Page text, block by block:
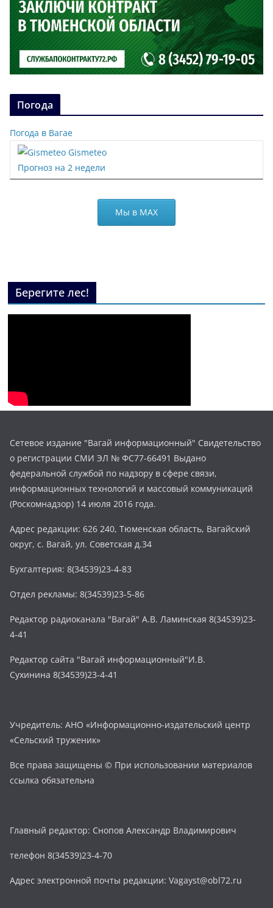
Погода
Погода в Вагае
Gismeteo
Прогноз на 2 недели
Мы в МАХ
Берегите лес!
Сетевое издание "Вагай информационный" Свидетельство
о регистрации СМИ ЭЛ № ФС77-66491 Выдано
федеральной службой по надзору в сфере связи,
информационных технологий и массовый коммуникаций
(Роскомнадзор) 14 июля 2016 года.
Адрес редакции: 626 240, Тюменская область, Вагайский
округ, с. Вагай, ул. Советская д.34
Бухгалтерия: 8(34539)23-4-83
Отдел рекламы: 8(34539)23-5-86
Редактор радиоканала "Вагай" А.В. Ламинская 8(34539)23-
4-41
Редактор сайта "Вагай информационный"И.В.
Сухинина 8(34539)23-4-41
Учредитель: АНО «Информационно-издательский центр
«Сельский труженик»
Все права защищены © При использовании материалов
ссылка обязательна
Главный редактор: Снопов Александр Владимирович
телефон 8(34539)23-4-70
Адрес электронной почты редакции: Vagayst@obl72.ru